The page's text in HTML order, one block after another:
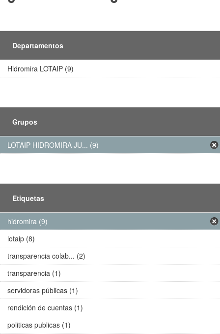
Departamentos
Hidromira LOTAIP (9)
Grupos
LOTAIP HIDROMIRA JU... (9)
Etiquetas
hidromira (9)
lotaip (8)
transparencia colab... (2)
transparencia (1)
servidoras públicas (1)
rendición de cuentas (1)
politicas publicas (1)